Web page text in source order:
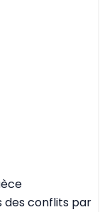
des conflits par